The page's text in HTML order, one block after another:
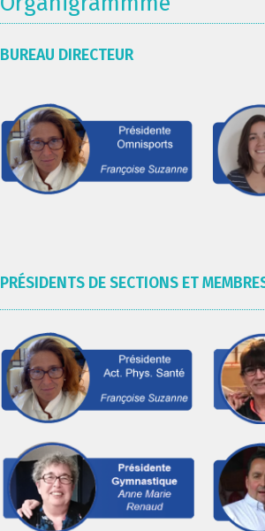
BUREAU DIRECTEUR
PRÉSIDENTS DE SECTIONS ET